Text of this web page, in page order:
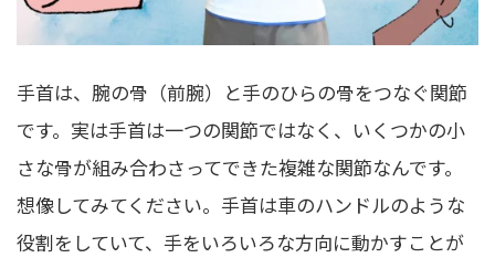
手首は、腕の骨（前腕）と手のひらの骨をつなぐ関節
です。実は手首は一つの関節ではなく、いくつかの小
さな骨が組み合わさってできた複雑な関節なんです。
想像してみてください。手首は車のハンドルのような
役割をしていて、手をいろいろな方向に動かすことが